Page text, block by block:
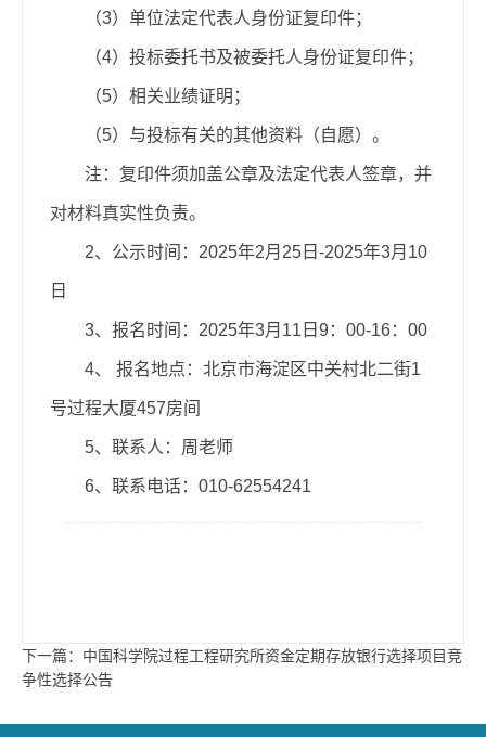
（3）单位法定代表人身份证复印件；
（4）投标委托书及被委托人身份证复印件；
（5）相关业绩证明；
（5）与投标有关的其他资料（自愿）。
注：复印件须加盖公章及法定代表人签章，并
对材料真实性负责。
2、公示时间：2025年2月25日-2025年3月10
日
3、报名时间：2025年3月11日9：00-16：00
4、 报名地点：北京市海淀区中关村北二街1
号过程大厦457房间
5、联系人：周老师
6、联系电话：010-62554241
下一篇：中国科学院过程工程研究所资金定期存放银行选择项目竞
争性选择公告